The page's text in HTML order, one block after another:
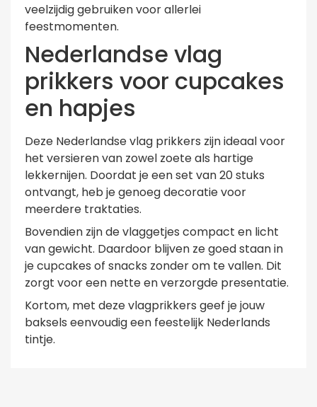
veelzijdig gebruiken voor allerlei
feestmomenten.
Nederlandse vlag
prikkers voor cupcakes
en hapjes
Deze Nederlandse vlag prikkers zijn ideaal voor
het versieren van zowel zoete als hartige
lekkernijen. Doordat je een set van 20 stuks
ontvangt, heb je genoeg decoratie voor
meerdere traktaties.
Bovendien zijn de vlaggetjes compact en licht
van gewicht. Daardoor blijven ze goed staan in
je cupcakes of snacks zonder om te vallen. Dit
zorgt voor een nette en verzorgde presentatie.
Kortom, met deze vlagprikkers geef je jouw
baksels eenvoudig een feestelijk Nederlands
tintje.